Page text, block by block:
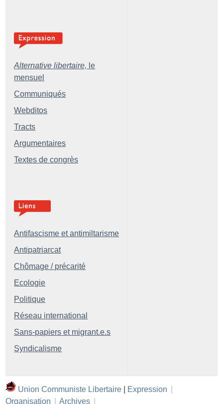
Alternative libertaire, le
mensuel
Communiqués
Webditos
Tracts
Argumentaires
Textes de congrès
Antifascisme et antimiltarisme
Antipatriarcat
Chômage / précarité
Ecologie
Politique
Réseau international
Sans-papiers et migrant.e.s
Syndicalisme
Union Communiste Libertaire Expression
Organisation
Archives